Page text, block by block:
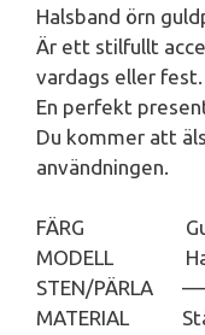
Halsband örn
Är ett stilfullt
vardags eller fest.
En perfekt
Du kommer att
användningen.
FÄRG
MODELL
STEN/PÄRLA
MATERIAL